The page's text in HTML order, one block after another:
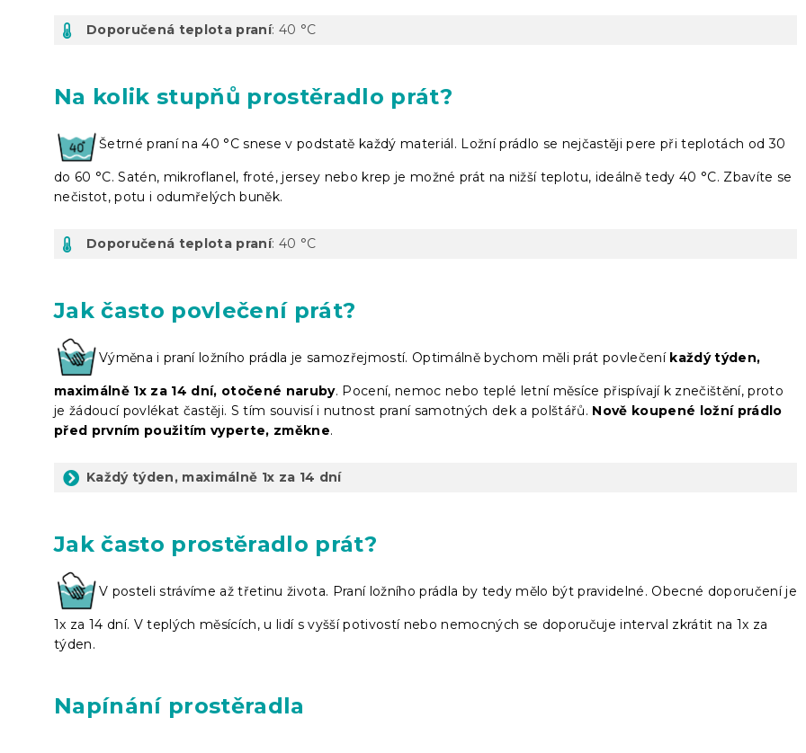
Doporučená teplota praní: 40 °C
Na kolik stupňů prostěradlo prát?
Šetrné praní na 40 °C snese v podstatě každý materiál. Ložní prádlo se nejčastěji pere při teplotách od 30
do 60 °C. Satén, mikroflanel, froté, jersey nebo krep je možné prát na nižší teplotu, ideálně tedy 40 °C. Zbavíte se
nečistot, potu i odumřelých buněk.
Doporučená teplota praní: 40 °C
Jak často povlečení prát?
Výměna i praní ložního prádla je samozřejmostí. Optimálně bychom měli prát povlečení každý týden,
maximálně 1x za 14 dní, otočené naruby. Pocení, nemoc nebo teplé letní měsíce přispívají k znečištění, proto
je žádoucí povlékat častěji. S tím souvisí i nutnost praní samotných dek a polštářů. Nově koupené ložní prádlo
před prvním použitím vyperte, změkne.
Každý týden, maximálně 1x za 14 dní
Jak často prostěradlo prát?
V posteli strávíme až třetinu života. Praní ložního prádla by tedy mělo být pravidelné. Obecné doporučení je
1x za 14 dní. V teplých měsících, u lidí s vyšší potivostí nebo nemocných se doporučuje interval zkrátit na 1x za
týden.
Napínání prostěradla